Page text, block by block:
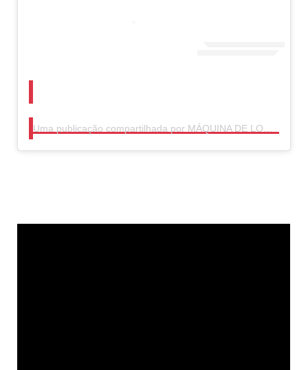
Uma publicação compartilhada por MÁQUINA DE LOUCO (@maquinadelouco)